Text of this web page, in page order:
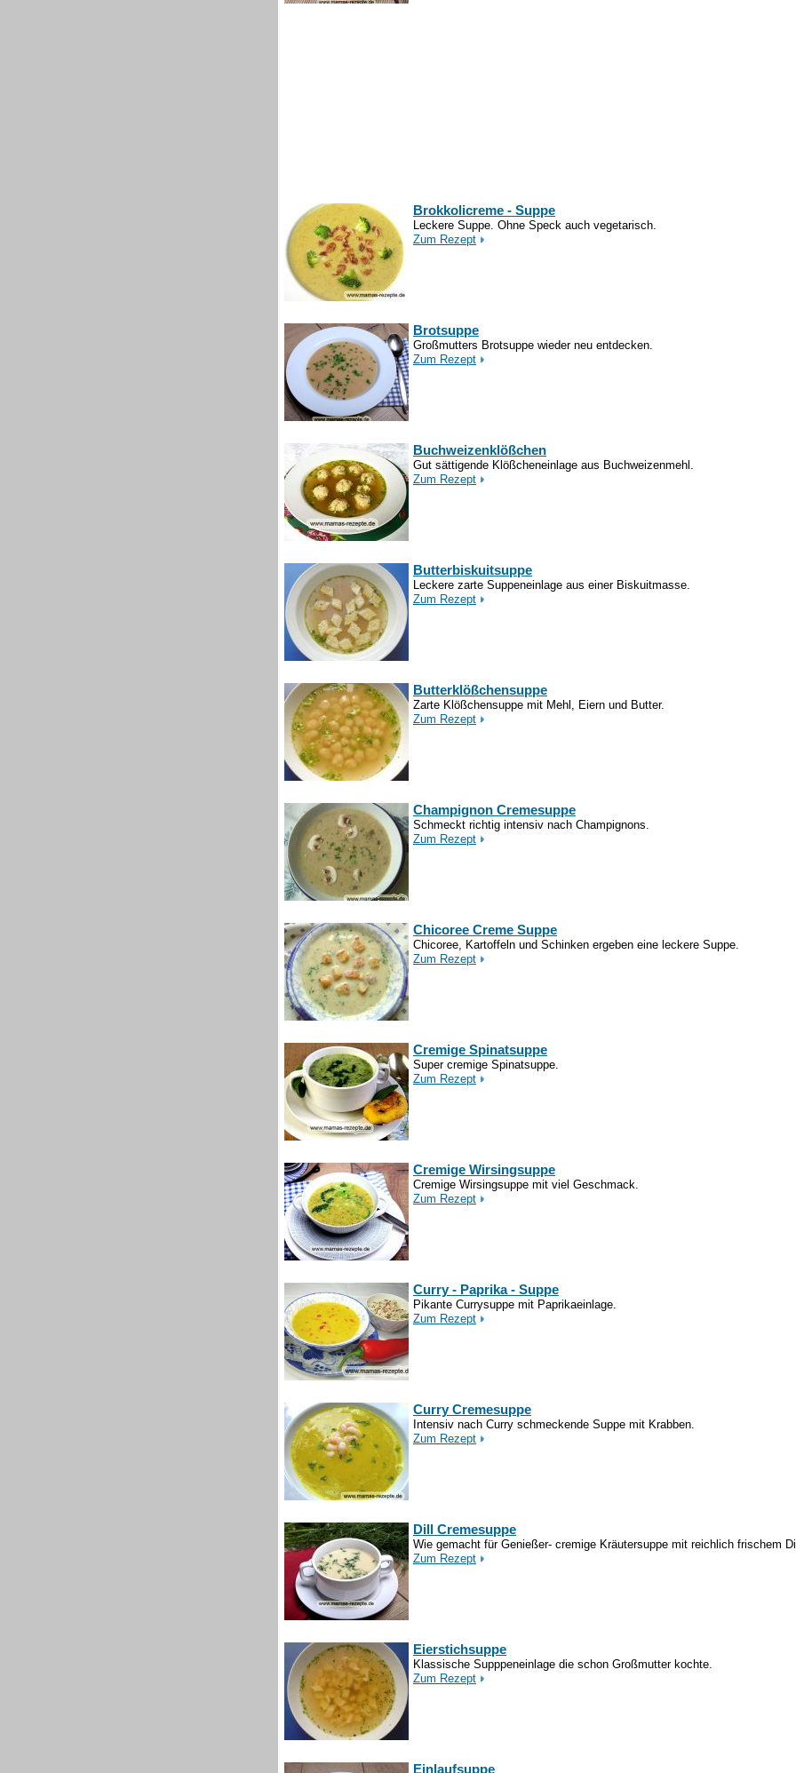
Brokkolicreme - Suppe
Leckere Suppe. Ohne Speck auch vegetarisch.
Zum Rezept
Brotsuppe
Großmutters Brotsuppe wieder neu entdecken.
Zum Rezept
Buchweizenklößchen
Gut sättigende Klößcheneinlage aus Buchweizenmehl.
Zum Rezept
Butterbiskuitsuppe
Leckere zarte Suppeneinlage aus einer Biskuitmasse.
Zum Rezept
Butterklößchensuppe
Zarte Klößchensuppe mit Mehl, Eiern und Butter.
Zum Rezept
Champignon Cremesuppe
Schmeckt richtig intensiv nach Champignons.
Zum Rezept
Chicoree Creme Suppe
Chicoree, Kartoffeln und Schinken ergeben eine leckere Suppe.
Zum Rezept
Cremige Spinatsuppe
Super cremige Spinatsuppe.
Zum Rezept
Cremige Wirsingsuppe
Cremige Wirsingsuppe mit viel Geschmack.
Zum Rezept
Curry - Paprika - Suppe
Pikante Currysuppe mit Paprikaeinlage.
Zum Rezept
Curry Cremesuppe
Intensiv nach Curry schmeckende Suppe mit Krabben.
Zum Rezept
Dill Cremesuppe
Wie gemacht für Genießer- cremige Kräutersuppe mit reichlich frischem
Zum Rezept
Eierstichsuppe
Klassische Supppeneinlage die schon Großmutter kochte.
Zum Rezept
Einlaufsuppe